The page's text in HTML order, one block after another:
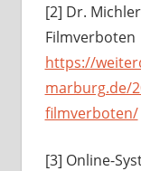
[2] Dr.
Filmverboten
https://
marburg.de/
filmverboten/
[3] Online-